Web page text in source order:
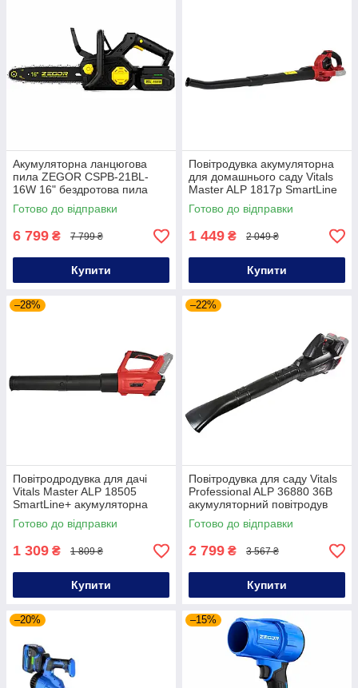
Акумуляторна ланцюгова
пила ZEGOR CSPB-21BL-
16W 16" бездротова пила
для дерева акумуляторна
ланцюгова пилка
Готово до відправки
6 799 ₴ 7 799 ₴
Купити
Повітродувка акумуляторна
для домашнього саду Vitals
Master ALP 1817p SmartLine
акумуляторна воздуходувка
Готово до відправки
1 449 ₴ 2 049 ₴
Купити
–28%
Повітродродувка для дачі
Vitals Master ALP 18505
SmartLine+ акумуляторна
садова повітродувка
Готово до відправки
1 309 ₴ 1 809 ₴
Купити
–22%
Повітродувка для саду Vitals
Professional ALP 36880 36В
акумуляторний повітродув
Готово до відправки
2 799 ₴ 3 567 ₴
Купити
–20% –15%